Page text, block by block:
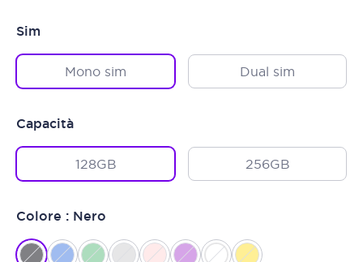
Sim
Mono sim Dual sim
Capacità
128GB 256GB
Colore : Nero